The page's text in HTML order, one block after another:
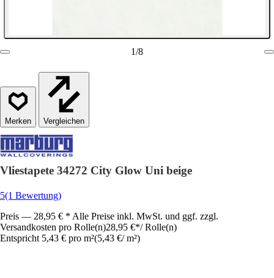
1/8
Vergleichen
Vliestapete 34272 City Glow Uni beige
5(1 Bewertung)
Preis — 28,95 € * Alle Preise inkl. MwSt. und ggf. zzgl.
Versandkosten pro Rolle(n)28,95 €*/ Rolle(n)
Entspricht 5,43 € pro m²(5,43 €/ m²)